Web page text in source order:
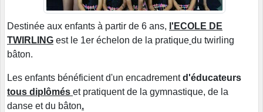
Destinée aux enfants à partir de 6 ans, l'ECOLE DE
TWIRLING est le 1er échelon de la pratique du twirling
bâton.
Les enfants bénéficient d'un encadrementd'éducateurs
tous diplômés et pratiquent de la gymnastique, de la
danse et du bâton.